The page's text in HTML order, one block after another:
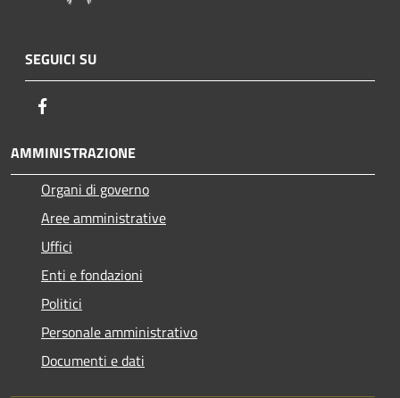
SEGUICI SU
AMMINISTRAZIONE
Organi di governo
Aree amministrative
Uffici
Enti e fondazioni
Politici
Personale amministrativo
Documenti e dati